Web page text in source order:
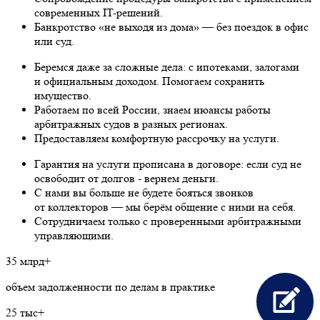
современных IT-решений.
Банкротство «не выходя из дома» — без поездок в офис
или суд.
Беремся даже за сложные дела: с ипотеками, залогами
и официальным доходом. Помогаем сохранить
имущество.
Работаем по всей России, знаем нюансы работы
арбитражных судов в разных регионах.
Предоставляем комфортную рассрочку на услуги.
Гарантия на услуги прописана в договоре: если суд не
освободит от долгов - вернем деньги.
С нами вы больше не будете бояться звонков
от коллекторов — мы берём общение с ними на себя.
Сотрудничаем только с проверенными арбитражными
управляющими.
35 млрд+
объем задолженности по делам в практике
25 тыс+